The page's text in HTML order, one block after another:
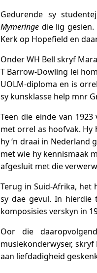
Gedurende sy
Mymeringe die lig
Kerk op Hopefield en
Onder WH Bell skryf
T Barrow-Dowling lei
UOLM-diploma en is
sy kunsklasse help mnr
Teen die einde van
met orrel as hoofvak. Hy
hy ‘n draai in Nederland
met wie hy kennismaak
afgesluit met die
Terug in Suid-Afrika, het
sy dae gevul. In hierdie
komposisies verskyn in
Oor die
musiekonderwyser,
aan liefdadigheid